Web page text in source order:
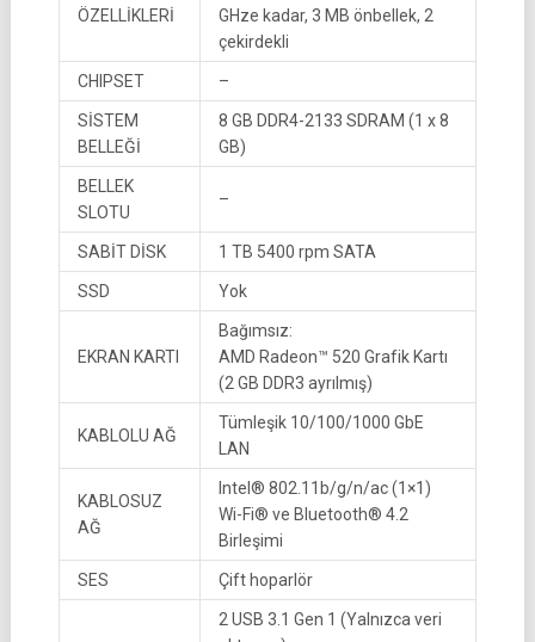
ÖZELLİKLERİ
GHze kadar, 3 MB önbellek, 2
çekirdekli
CHIPSET –
SİSTEM
BELLEĞİ
8 GB DDR4-2133 SDRAM (1 x 8
GB)
BELLEK
SLOTU
–
SABİT DİSK 1 TB 5400 rpm SATA
SSD Yok
EKRAN KARTI
Bağımsız:
AMD Radeon™ 520 Grafik Kartı
(2 GB DDR3 ayrılmış)
KABLOLU AĞ
Tümleşik 10/100/1000 GbE
LAN
KABLOSUZ
AĞ
Intel® 802.11b/g/n/ac (1×1)
Wi-Fi® ve Bluetooth® 4.2
Birleşimi
SES Çift hoparlör
2 USB 3.1 Gen 1 (Yalnızca veri